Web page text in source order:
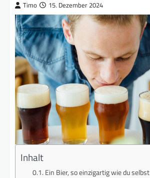
Timo 15. Dezember 2024
Inhalt
Ein Bier, so einzigartig wie du selbst